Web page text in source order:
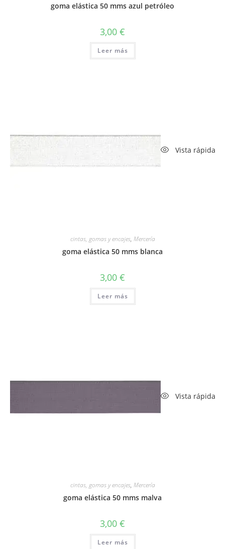
goma elástica 50 mms azul petróleo
3,00 €
Leer más
Vista rápida
cintas, gomas y encajes, Mercería
goma elástica 50 mms blanca
3,00 €
Leer más
Vista rápida
cintas, gomas y encajes, Mercería
goma elástica 50 mms malva
3,00 €
Leer más